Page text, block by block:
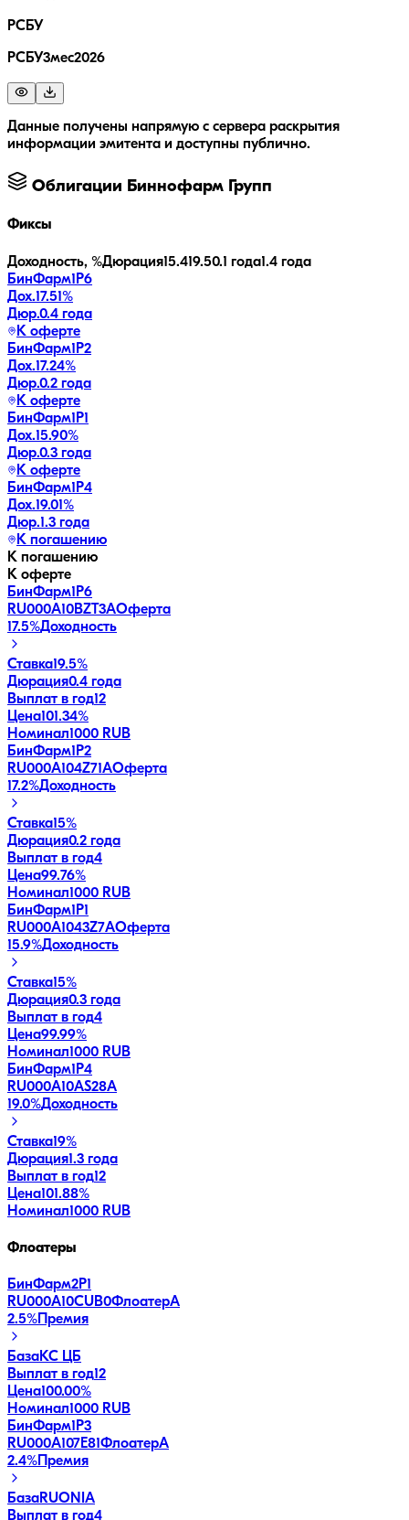
РСБУ
РСБУ3мес2026
Данные получены напрямую с сервера раскрытия
информации эмитента и доступны публично.
Облигации Биннофарм Групп
Фиксы
Доходность, %Дюрация15.419.50.1 года1.4 года
БинФарм1P6
Дох.17.51%
Дюр.0.4 года
К оферте
БинФарм1P2
Дох.17.24%
Дюр.0.2 года
К оферте
БинФарм1P1
Дох.15.90%
Дюр.0.3 года
К оферте
БинФарм1P4
Дох.19.01%
Дюр.1.3 года
К погашению
К погашению
К оферте
БинФарм1P6
RU000A10BZT3AОферта
17.5%Доходность
Ставка19.5%
Дюрация0.4 года
Выплат в год12
Цена101.34%
Номинал1000 RUB
БинФарм1P2
RU000A104Z71AОферта
17.2%Доходность
Ставка15%
Дюрация0.2 года
Выплат в год4
Цена99.76%
Номинал1000 RUB
БинФарм1P1
RU000A1043Z7AОферта
15.9%Доходность
Ставка15%
Дюрация0.3 года
Выплат в год4
Цена99.99%
Номинал1000 RUB
БинФарм1P4
RU000A10AS28A
19.0%Доходность
Ставка19%
Дюрация1.3 года
Выплат в год12
Цена101.88%
Номинал1000 RUB
Флоатеры
БинФарм2P1
RU000A10CUB0ФлоатерA
2.5% Премия
БазаКС ЦБ
Выплат в год12
Цена100.00%
Номинал1000 RUB
БинФарм1P3
RU000A107E81ФлоатерA
2.4% Премия
БазаRUONIA
Выплат в год4